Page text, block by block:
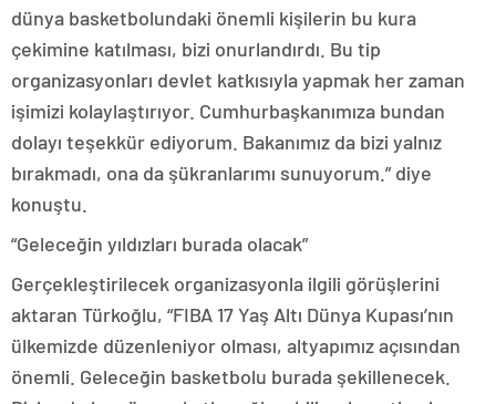
dünya basketbolundaki önemli kişilerin bu kura
çekimine katılması, bizi onurlandırdı. Bu tip
organizasyonları devlet katkısıyla yapmak her zaman
işimizi kolaylaştırıyor. Cumhurbaşkanımıza bundan
dolayı teşekkür ediyorum. Bakanımız da bizi yalnız
bırakmadı, ona da şükranlarımı sunuyorum.” diye
konuştu.
“Geleceğin yıldızları burada olacak”
Gerçekleştirilecek organizasyonla ilgili görüşlerini
aktaran Türkoğlu, “FIBA 17 Yaş Altı Dünya Kupası’nın
ülkemizde düzenleniyor olması, altyapımız açısından
önemli. Geleceğin basketbolu burada şekillenecek.